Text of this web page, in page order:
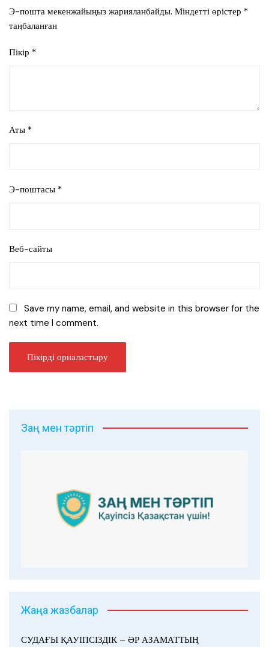
Э-пошта мекенжайыңыз жарияланбайды. Міндетті өрістер *
таңбаланған
Пікір *
Аты *
Э-поштасы *
Веб-сайты
Save my name, email, and website in this browser for the
next time I comment.
Заң мен тәртіп
Жаңа жазбалар
СУДАҒЫ ҚАУІПСІЗДІК – ӘР АЗАМАТТЫҢ